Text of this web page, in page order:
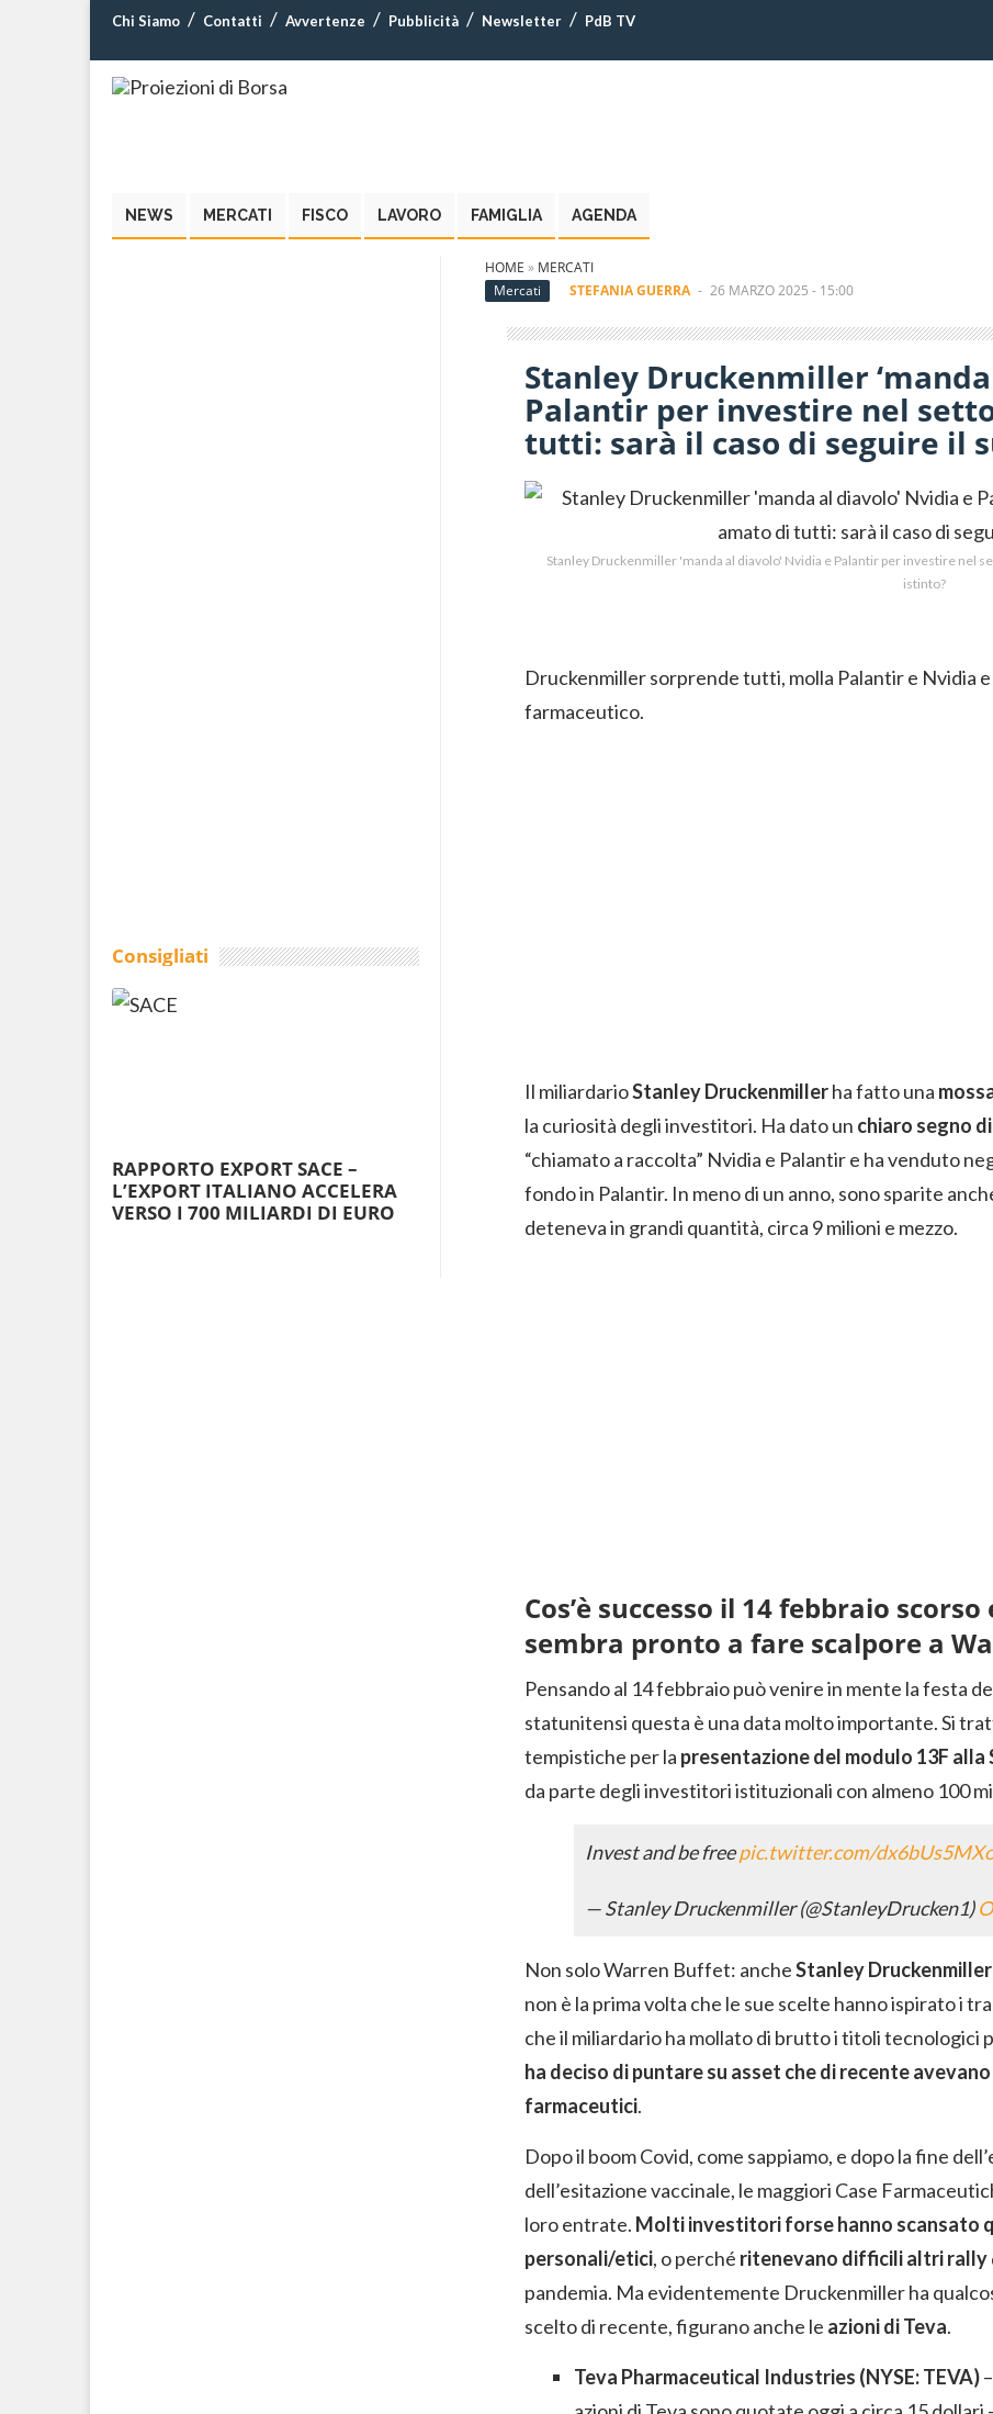
Chi Siamo Contatti Avvertenze Pubblicità Newsletter PdB TV
NEWS MERCATI FISCO LAVORO FAMIGLIA AGENDA
HOME » MERCATI
Mercati
STEFANIA GUERRA - 26 MARZO 2025 - 15:00
Stanley Druckenmiller
Palantir per investire nel
tutti: sarà il caso di seguire il
Stanley Druckenmiller 'manda al diavolo' Nvidia e Palantir per investire nel
istinto?
Druckenmiller sorprende tutti, molla Palantir e Nvidia
farmaceutico.
Il miliardarioStanley Druckenmillerha fatto una
la curiosità degli investitori. Ha dato un chiaro segno
“chiamato a raccolta” Nvidia e Palantir e ha venduto
fondo in Palantir. In meno di un anno, sono sparite
deteneva in grandi quantità, circa 9 milioni e mezzo.
Cos’è successo il 14 febbraio
sembra pronto a fare scalpore a
Pensando al 14 febbraio può venire in mente la festa
statunitensi questa è una data molto importante. Si
tempistiche per la presentazione del modulo 13F alla
da parte degli investitori istituzionali con almeno 100
Invest and be freepic.twitter.com/
— Stanley Druckenmiller (@StanleyDrucken1)
Non solo Warren Buffet: ancheStanley
non è la prima volta che le sue scelte hanno ispirato i
che il miliardario ha mollato di brutto i titoli
ha deciso di puntare su asset che di recente
farmaceutici.
Dopo il boom Covid, come sappiamo, e dopo la fine
dell’esitazione vaccinale, le maggiori Case
loro entrate. Molti investitori forse hanno scansato
personali/etici, o perché ritenevano difficili altri rally
pandemia. Ma evidentemente Druckenmiller ha
scelto di recente, figurano anche le azioni di Teva.
Teva Pharmaceutical Industries (NYSE: TEVA)
Consigliati
RAPPORTO EXPORT SACE –
L’EXPORT ITALIANO ACCELERA
VERSO I 700 MILIARDI DI EURO